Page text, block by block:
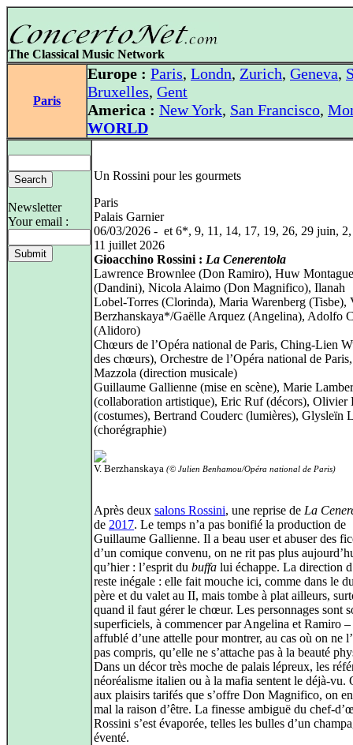
The Classical Music Network
Paris
Europe : Paris, Londn, Zurich, Geneva,
Bruxelles, Gent
America : New York, San Francisco,
WORLD
Newsletter
Your email :
Un Rossini pour les gourmets
Paris
Palais Garnier
06/03/2026 - et 6*, 9, 11, 14, 17, 19, 26, 29 juin,
11 juillet 2026
Gioacchino Rossini : La Cenerentola
Lawrence Brownlee (Don Ramiro), Huw
(Dandini), Nicola Alaimo (Don Magnifico), Ilanah
Lobel‑Torres (Clorinda), Maria Warenberg (Tisbe),
Berzhanskaya*/Gaëlle Arquez (Angelina), Adolfo
(Alidoro)
Chœurs de l’Opéra national de Paris, Ching‑Lien
des chœurs), Orchestre de l’Opéra national de
Mazzola (direction musicale)
Guillaume Gallienne (mise en scène), Marie
(collaboration artistique), Eric Ruf (décors), Olivier
(costumes), Bertrand Couderc (lumières), Glysleïn
(chorégraphie)
V. Berzhanskaya (© Julien Benhamou/Opéra national de Paris)
Après deux salons Rossini, une reprise de La
de 2017. Le temps n’a pas bonifié la production de
Guillaume Gallienne. Il a beau user et abuser des
d’un comique convenu, on ne rit pas plus
qu’hier : l’esprit du buffa lui échappe. La direction
reste inégale : elle fait mouche ici, comme dans le
père et du valet au II, mais tombe à plat ailleurs,
quand il faut gérer le chœur. Les personnages sont
superficiels, à commencer par Angelina et Ramiro –
affublé d’une attelle pour montrer, au cas où on ne
pas compris, qu’elle ne s’attache pas à la beauté
Dans un décor très moche de palais lépreux, les
néoréalisme italien ou à la mafia sentent le déjà-vu.
aux plaisirs tarifés que s’offre Don Magnifico, on
mal la raison d’être. La finesse ambiguë du
Rossini s’est évaporée, telles les bulles d’un
éventé.